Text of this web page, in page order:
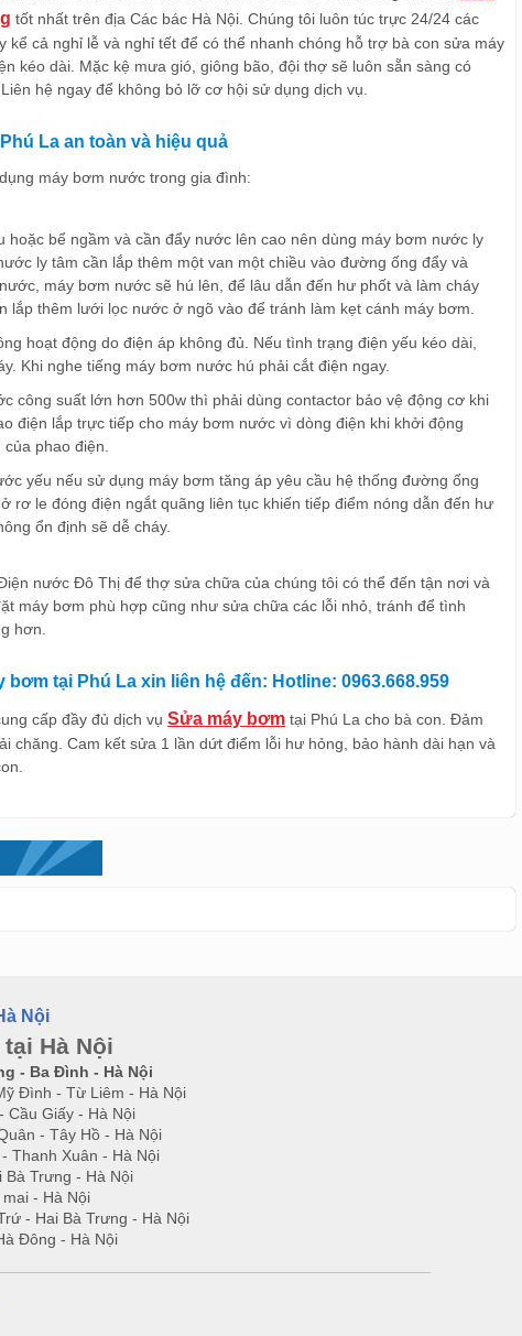
tốt nhất trên địa Các bác Hà Nội. Chúng tôi luôn túc trực 24/24 các
kể cả nghỉ lễ và nghỉ tết để có thể nhanh chóng hỗ trợ bà con sửa máy
kéo dài. Mặc kệ mưa gió, giông bão, đội thợ sẽ luôn sẵn sàng có
hệ ngay để không bỏ lỡ cơ hội sử dụng dịch vụ.
La an toàn và hiệu quả
máy bơm nước trong gia đình:
hoặc bể ngầm và cần đẩy nước lên cao nên dùng máy bơm nước ly
ly tâm cần lắp thêm một van một chiều vào đường ống đẩy và
máy bơm nước sẽ hú lên, để lâu dẫn đến hư phốt và làm cháy
lắp thêm lưới lọc nước ở ngõ vào để tránh làm kẹt cánh máy bơm.
hoạt động do điện áp không đủ. Nếu tình trạng điện yếu kéo dài,
Khi nghe tiếng máy bơm nước hú phải cắt điện ngay.
công suất lớn hơn 500w thì phải dùng contactor bảo vệ động cơ khi
điện lắp trực tiếp cho máy bơm nước vì dòng điện khi khởi động
phao điện.
yếu nếu sử dụng máy bơm tăng áp yêu cầu hệ thống đường ống
rơ le đóng điện ngắt quãng liên tục khiến tiếp điểm nóng dẫn đến hư
ổn định sẽ dễ cháy.
nước Đô Thị để thợ sửa chữa của chúng tôi có thể đến tận nơi và
máy bơm phù hợp cũng như sửa chữa các lỗi nhỏ, tránh để tình
hơn.
bơm tại Phú La xin liên hệ đến: Hotline: 0963.668.959
cấp đầy đủ dịch vụ Sửa máy bơm tại Phú La cho bà con. Đảm
chăng. Cam kết sửa 1 lần dứt điểm lỗi hư hỏng, bảo hành dài hạn và
Nội
Hà Nội
- Ba Đình - Hà Nội
Đình - Từ Liêm - Hà Nội
Cầu Giấy - Hà Nội
- Tây Hồ - Hà Nội
Thanh Xuân - Hà Nội
Bà Trưng - Hà Nội
- Hà Nội
- Hai Bà Trưng - Hà Nội
Đông - Hà Nội